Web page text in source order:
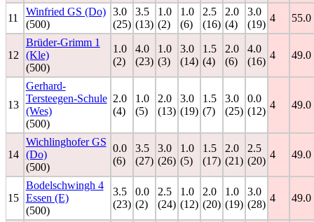
11
Winfried GS (Do)
(500)
3.0
(25)
3.5
(13)
1.0
(2)
1.0
(6)
2.5
(16)
2.0
(4)
3.0
(19)
4 55.0
12
Brüder-Grimm 1
(Kle)
(500)
1.0
(2)
4.0
(23)
1.0
(3)
3.0
(14)
1.5
(4)
2.0
(6)
4.0
(16)
4 49.0
13
Gerhard-
Tersteegen-Schule
(Wes)
(500)
2.0
(4)
1.0
(5)
2.0
(13)
3.0
(19)
1.5
(7)
3.0
(25)
0.0
(12)
4 49.0
14
Wichlinghofer GS
(Do)
(500)
0.0
(6)
3.5
(27)
3.0
(26)
1.0
(5)
1.5
(17)
2.0
(21)
2.5
(20)
4 49.0
15
Bodelschwingh 4
Essen (E)
(500)
3.5
(23)
0.0
(2)
2.5
(24)
1.0
(12)
2.0
(20)
1.0
(19)
3.0
(28)
4 49.0